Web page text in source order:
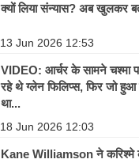
क्यों लिया संन्यास? अब खुलकर
13 Jun 2026 12:53
VIDEO: आर्चर के सामने चश्मा
रहे थे ग्लेन फिलिप्स, फिर जो
था...
18 Jun 2026 12:03
Kane Williamson ने करिश्मे